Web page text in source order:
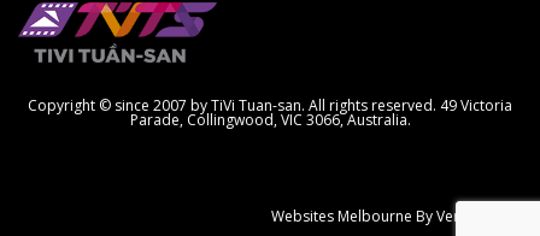
Copyright © since 2007 by TiVi Tuan-san. All rights reserved. 49 Victoria
Parade, Collingwood, VIC 3066, Australia.
Websites Melbourne By Ven Creative